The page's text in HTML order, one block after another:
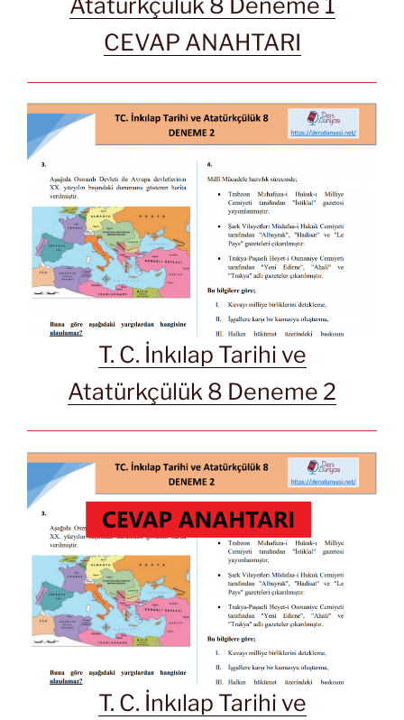
Atatürkçülük 8 Deneme 1
CEVAP ANAHTARI
T. C. İnkılap Tarihi ve
Atatürkçülük 8 Deneme 2
T. C. İnkılap Tarihi ve